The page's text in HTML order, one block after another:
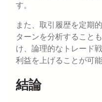
す。
また、取引履歴を定期
ターンを分析すること
け、論理的なトレード
利益を上げることが可能
結論